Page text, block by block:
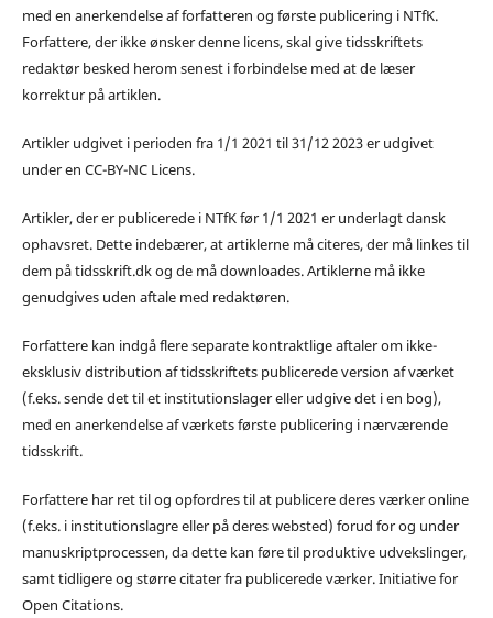
med en anerkendelse af forfatteren og første publicering i NTfK.
Forfattere, der ikke ønsker denne licens, skal give tidsskriftets
redaktør besked herom senest i forbindelse med at de læser
korrektur på artiklen.
Artikler udgivet i perioden fra 1/1 2021 til 31/12 2023 er udgivet
under en CC-BY-NC Licens.
Artikler, der er publicerede i NTfK før 1/1 2021 er underlagt dansk
ophavsret. Dette indebærer, at artiklerne må citeres, der må linkes til
dem på tidsskrift.dk og de må downloades. Artiklerne må ikke
genudgives uden aftale med redaktøren.
Forfattere kan indgå flere separate kontraktlige aftaler om ikke-
eksklusiv distribution af tidsskriftets publicerede version af værket
(f.eks. sende det til et institutionslager eller udgive det i en bog),
med en anerkendelse af værkets første publicering i nærværende
tidsskrift.
Forfattere har ret til og opfordres til at publicere deres værker online
(f.eks. i institutionslagre eller på deres websted) forud for og under
manuskriptprocessen, da dette kan føre til produktive udvekslinger,
samt tidligere og større citater fra publicerede værker. Initiative for
Open Citations.